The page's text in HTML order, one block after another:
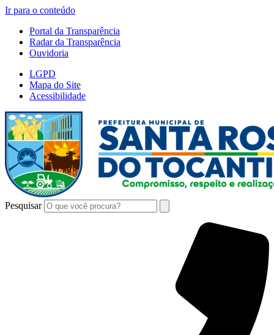
Ir para o conteúdo
Portal da Transparência
Radar da Transparência
Ouvidoria
LGPD
Mapa do Site
Acessibilidade
Pesquisar